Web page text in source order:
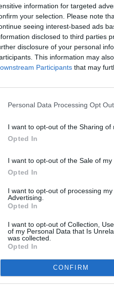
information for targeted
your selection. Please note
seeing interest-based ads
disclosed to third parties
disclosure of your personal
This information may
Participants that may
Personal Data Processing Opt
I want to opt-out of the Sharing of
Opted In
I want to opt-out of the Sale of my
Opted In
I want to opt-out of processing
Advertising.
Opted In
I want to opt-out of Collection,
of my Personal Data that Is
was collected.
Opted In
CONFIRM
Ανοιχτά αύριο
λειτουργίας
και η δεύτερη
επίσημα τη
28 Φεβρουαρίου,
για αγορές. Χάρη, λοιπόν,
Το μόνο σούπερ
θα είναι ανοιχτό την